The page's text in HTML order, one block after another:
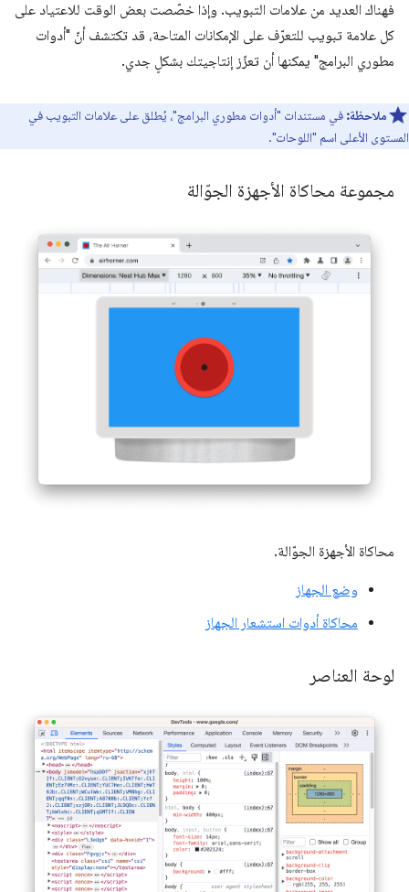
فهناك العديد من علامات التبويب. وإذا خصّصت بعض الوقت للاعتياد على
كل علامة تبويب للتعرّف على الإمكانات المتاحة، قد تكتشف أنّ "أدوات
مطوري البرامج" يمكنها أن تعزّز إنتاجيتك بشكلٍ جدي.
ملاحظة: في مستندات "أدوات مطوري البرامج"، يُطلق على علامات التبويب في
المستوى الأعلى اسم "اللوحات".
مجموعة محاكاة الأجهزة الجوّالة
محاكاة الأجهزة الجوّالة.
وضع الجهاز
محاكاة أدوات استشعار الجهاز
لوحة العناصر